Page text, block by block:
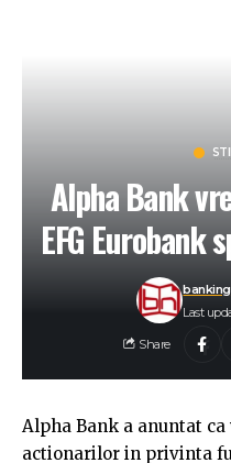
Alpha Bank
EFG Eurobank
Last
Share
Alpha Bank a anuntat
actionarilor in privinta